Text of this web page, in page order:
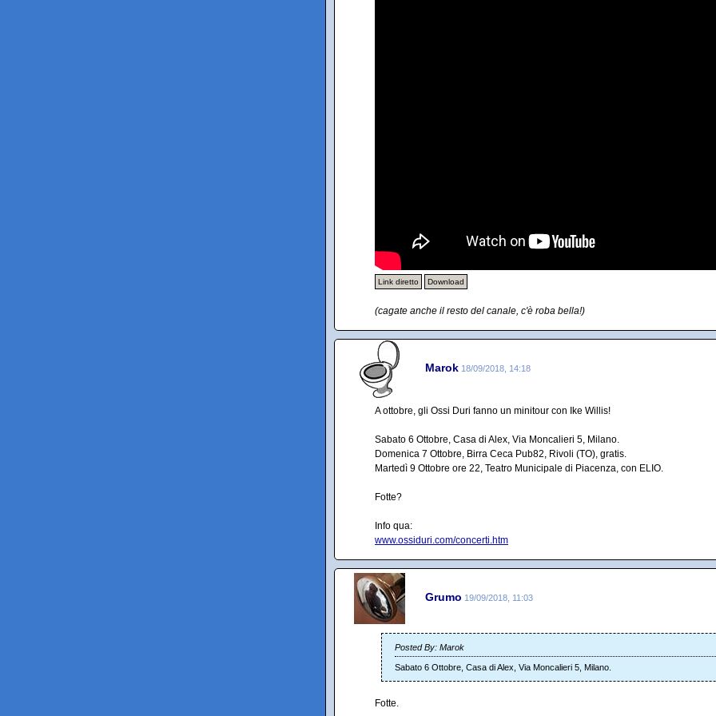
Link diretto Download
(cagate anche il resto del canale, c'è roba bella!)
Marok 18/09/2018, 14:18
A ottobre, gli Ossi Duri fanno un minitour con Ike Willis!
Sabato 6 Ottobre, Casa di Alex, Via Moncalieri 5, Milano.
Domenica 7 Ottobre, Birra Ceca Pub82, Rivoli (TO), gratis.
Martedì 9 Ottobre ore 22, Teatro Municipale di Piacenza, con ELIO.
Fotte?
Info qua:
www.ossiduri.com/concerti.htm
Grumo 19/09/2018, 11:03
Posted By: Marok
Sabato 6 Ottobre, Casa di Alex, Via Moncalieri 5, Milano.
Fotte.